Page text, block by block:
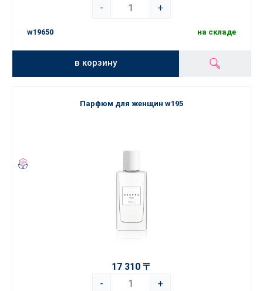
-
+
w19650 на складе
в корзину
Парфюм для женщин w195
17 310 〒
-
+